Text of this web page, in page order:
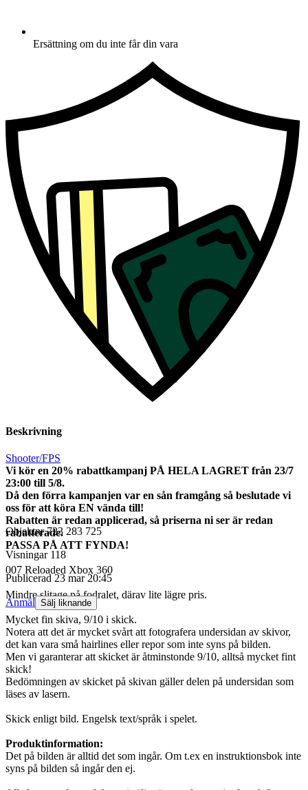
Ersättning om du inte får din vara
Beskrivning
Shooter/FPS
Vi kör en 20% rabattkampanj PÅ HELA LAGRET från 23/7
23:00 till 5/8.
Då den förra kampanjen var en sån framgång så beslutade vi
oss för att köra EN vända till!
Rabatten är redan applicerad, så priserna ni ser är redan
rabatterade.
PASSA PÅ ATT FYNDA!
007 Reloaded Xbox 360
Mindre slitage på fodralet, därav lite lägre pris.
Mycket fin skiva, 9/10 i skick.
Notera att det är mycket svårt att fotografera undersidan av skivor,
det kan vara små hairlines eller repor som inte syns på bilden.
Men vi garanterar att skicket är åtminstonde 9/10, alltså mycket fint
skick!
Bedömningen av skicket på skivan gäller delen på undersidan som
läses av lasern.
Skick enligt bild. Engelsk text/språk i spelet.
Produktinformation:
Det på bilden är alltid det som ingår. Om t.ex en instruktionsbok inte
syns på bilden så ingår den ej.
Objektnr 723 283 725
Visningar 118
Publicerad 23 mar 20:45
Anmäl Sälj liknande